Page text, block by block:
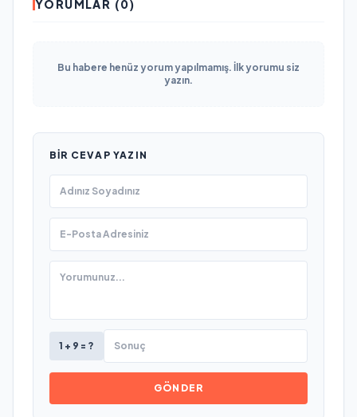
YORUMLAR (0)
Bu habere henüz yorum yapılmamış. İlk yorumu siz
yazın.
BIR CEVAP YAZIN
1 + 9 = ?
GÖNDER